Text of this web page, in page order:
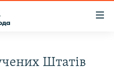
Штатів